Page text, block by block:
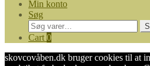
Min konto
Søg
Søg
efter:
Cart 0
skovcovåben.dk bruger cookies til at